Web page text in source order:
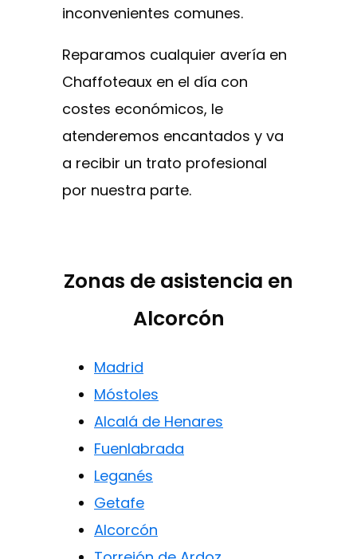
inconvenientes comunes.
Reparamos cualquier avería en
Chaffoteaux en el día con
costes económicos, le
atenderemos encantados y va
a recibir un trato profesional
por nuestra parte.
Zonas de asistencia en
Alcorcón
Madrid
Móstoles
Alcalá de Henares
Fuenlabrada
Leganés
Getafe
Alcorcón